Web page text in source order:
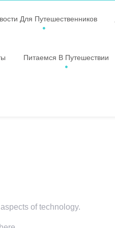
Для Путешественников
Питаемся В Путешествии
of technology.